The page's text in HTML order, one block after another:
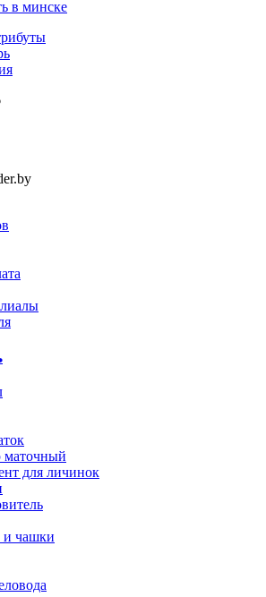
в минске
маточный
для личинок
чашки